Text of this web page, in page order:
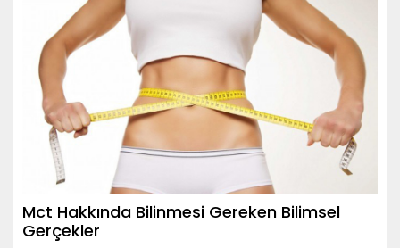
Mct Hakkında Bilinmesi Gereken Bilimsel
Gerçekler